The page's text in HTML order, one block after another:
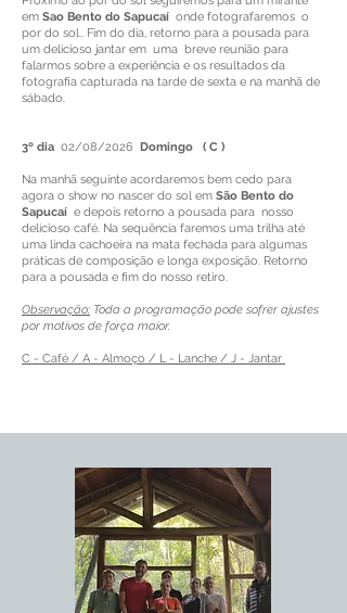
em Sao Bento do Sapucaí onde fotografaremos o
por do sol.. Fim do dia, retorno para a pousada para
um delicioso jantar em uma breve reunião para
falarmos sobre a experiência e os resultados da
fotografia capturada na tarde de sexta e na manhã de
sábado.
3º dia 02/08/2026 Domingo ( C )
Na manhã seguinte acordaremos bem cedo para
agora o show no nascer do sol em São Bento do
Sapucaí e depois retorno a pousada para nosso
delicioso café. Na sequência faremos uma trilha até
uma linda cachoeira na mata fechada para algumas
práticas de composição e longa exposição. Retorno
para a pousada e fim do nosso retiro.
Observação: Toda a programação pode sofrer ajustes
por motivos de força maior.
C - Café / A - Almoço / L - Lanche / J - Jantar